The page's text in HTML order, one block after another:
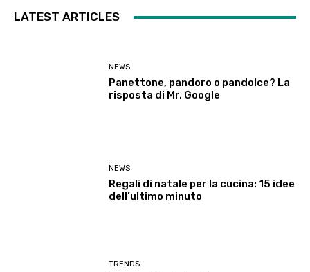
LATEST ARTICLES
NEWS
Panettone, pandoro o pandolce? La
risposta di Mr. Google
NEWS
Regali di natale per la cucina: 15 idee
dell’ultimo minuto
TRENDS